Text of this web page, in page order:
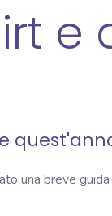
e
una breve